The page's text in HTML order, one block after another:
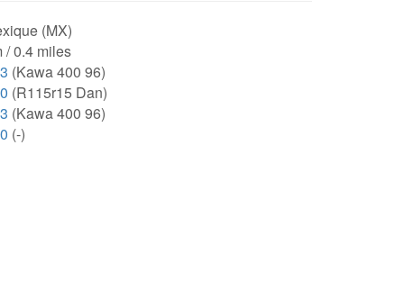
(MX)
/ 0.4 miles
(Kawa 400 96)
(R115r15 Dan)
(Kawa 400 96)
(-)